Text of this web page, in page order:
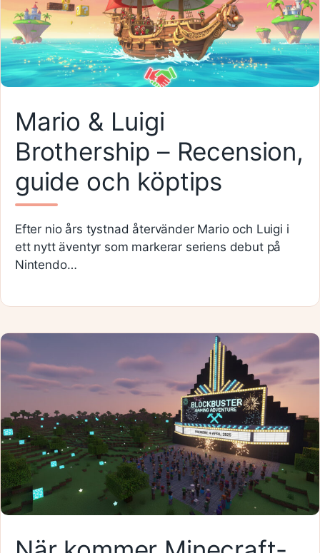
Mario & Luigi
Brothership – Recension,
guide och köptips
Efter nio års tystnad återvänder Mario och Luigi i
ett nytt äventyr som markerar seriens debut på
Nintendo…